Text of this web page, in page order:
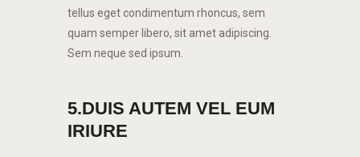
tellus eget condimentum rhoncus, sem
quam semper libero, sit amet adipiscing.
Sem neque sed ipsum.
5.DUIS AUTEM VEL EUM
IRIURE